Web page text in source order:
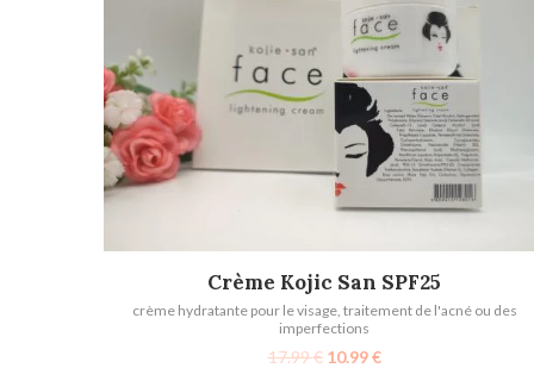
AJOUTER AU PANIER
Crème Kojic San SPF25
crème hydratante pour le visage, traitement de l'acné ou des
imperfections
17.99€ 10.99€